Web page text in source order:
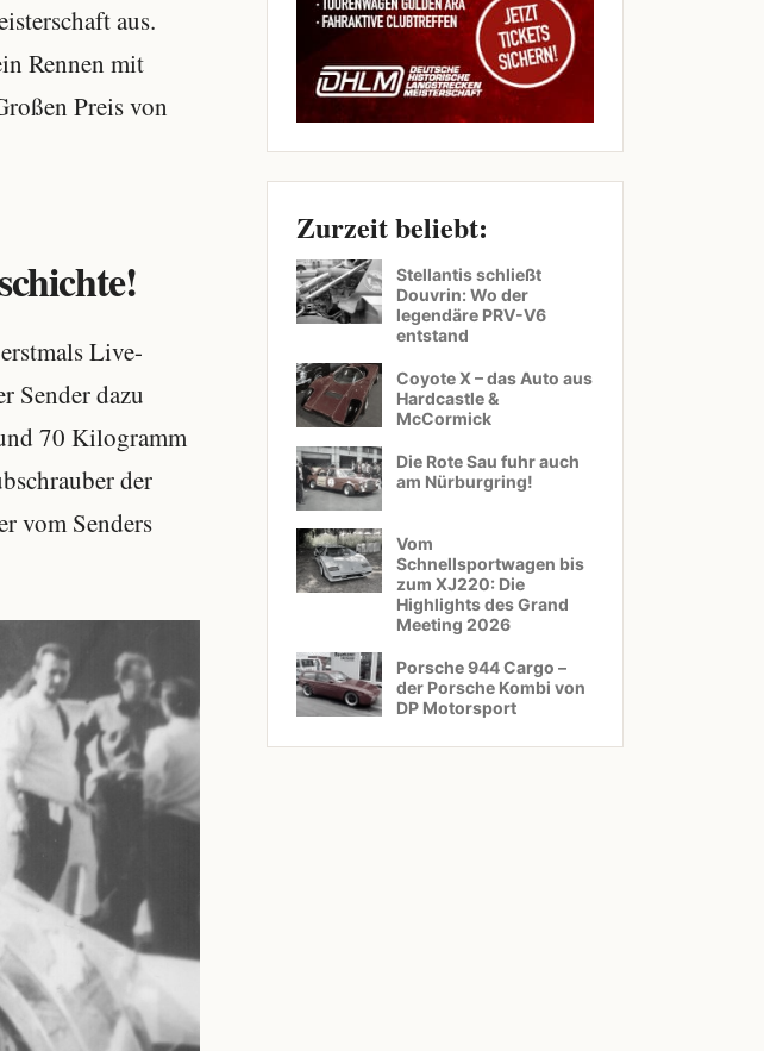
aus.
Rennen mit
Preis von
Live-
Sender dazu
70 Kilogramm
der
vom Senders
Zurzeit beliebt:
Stellantis schließt
Douvrin: Wo der
legendäre PRV-V6
entstand
Coyote X – das Auto aus
Hardcastle &
McCormick
Die Rote Sau fuhr auch
am Nürburgring!
Vom
Schnellsportwagen bis
zum XJ220: Die
Highlights des Grand
Meeting 2026
Porsche 944 Cargo –
der Porsche Kombi von
DP Motorsport